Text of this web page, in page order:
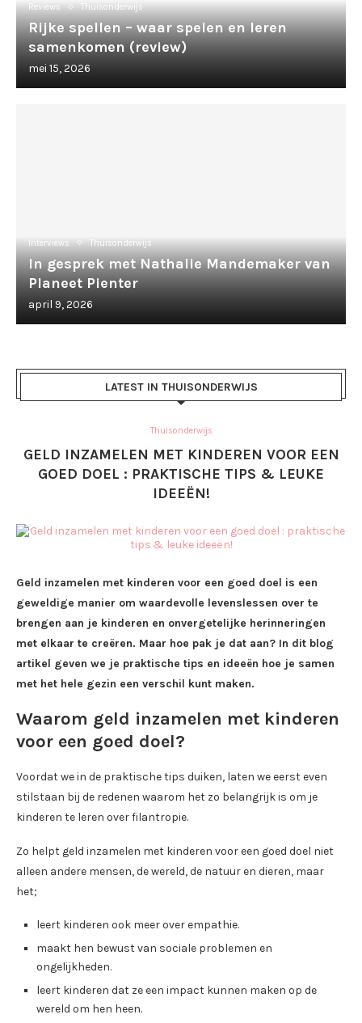
Reviews Thuisonderwijs
Rijke spellen – waar spelen en leren
samenkomen (review)
mei 15, 2026
Interviews Thuisonderwijs
In gesprek met Nathalie Mandemaker van
Planeet Pienter
april 9, 2026
LATEST IN THUISONDERWIJS
Thuisonderwijs
GELD INZAMELEN MET KINDEREN VOOR EEN
GOED DOEL : PRAKTISCHE TIPS & LEUKE
IDEEËN!
Geld inzamelen met kinderen voor een goed doel is een
geweldige manier om waardevolle levenslessen over te
brengen aan je kinderen en onvergetelijke herinneringen
met elkaar te creëren. Maar hoe pak je dat aan? In dit blog
artikel geven we je praktische tips en ideeën hoe je samen
met het hele gezin een verschil kunt maken.
Waarom geld inzamelen met kinderen
voor een goed doel?
Voordat we in de praktische tips duiken, laten we eerst even
stilstaan bij de redenen waarom het zo belangrijk is om je
kinderen te leren over filantropie.
Zo helpt geld inzamelen met kinderen voor een goed doel niet
alleen andere mensen, de wereld, de natuur en dieren, maar
het;
leert kinderen ook meer over empathie.
maakt hen bewust van sociale problemen en
ongelijkheden.
leert kinderen dat ze een impact kunnen maken op de
wereld om hen heen.